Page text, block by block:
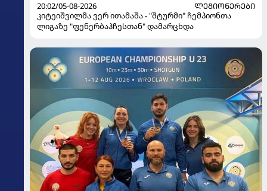
20:02/05-08-2026
ᲚᲔᲒᲘᲝᲜᲔᲠᲔᲑᲘ
კიტეიშვილმა ვერ ითამაშა - "შტურმი" ჩემპიონთა
ლიგაზე "ფენერბაჰჩესთან" დამარცხდა